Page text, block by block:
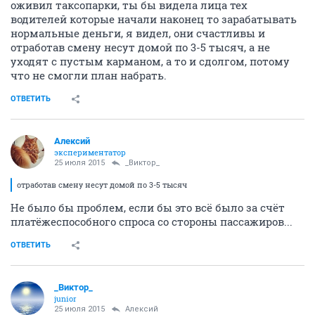
оживил таксопарки, ты бы видела лица тех
водителей которые начали наконец то зарабатывать
нормальные деньги, я видел, они счастливы и
отработав смену несут домой по 3-5 тысяч, а не
уходят с пустым карманом, а то и сдолгом, потому
что не смогли план набрать.
ОТВЕТИТЬ
Алексий
экспериментатор
25 июля 2015 _Виктор_
отработав смену несут домой по 3-5 тысяч
Не было бы проблем, если бы это всё было за счёт
платёжеспособного спроса со стороны пассажиров...
ОТВЕТИТЬ
_Виктор_
juniоr
25 июля 2015 Алексий